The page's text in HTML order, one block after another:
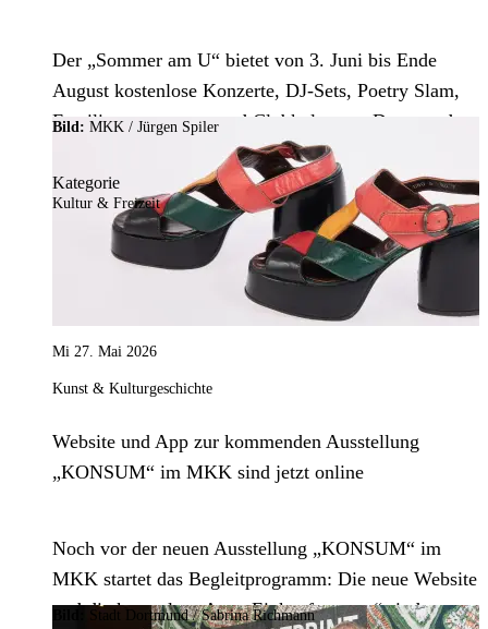
Der „Sommer am U“ bietet von 3. Juni bis Ende
August kostenlose Konzerte, DJ-Sets, Poetry Slam,
Familienprogramme und Clubkultur am Dortmunder
Bild: MKK / Jürgen Spiler
Kategorie
Kultur & Freizeit
Mi 27. Mai 2026
Kunst & Kulturgeschichte
Website und App zur kommenden Ausstellung
„KONSUM“ im MKK sind jetzt online
Noch vor der neuen Ausstellung „KONSUM“ im
MKK startet das Begleitprogramm: Die neue Website
und die kostenlose App „Einkaufsspuren“ sind
Stadt Dortmund/Sabrina Richmann